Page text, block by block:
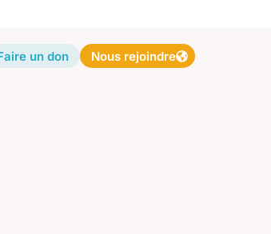
un don Nous rejoindre